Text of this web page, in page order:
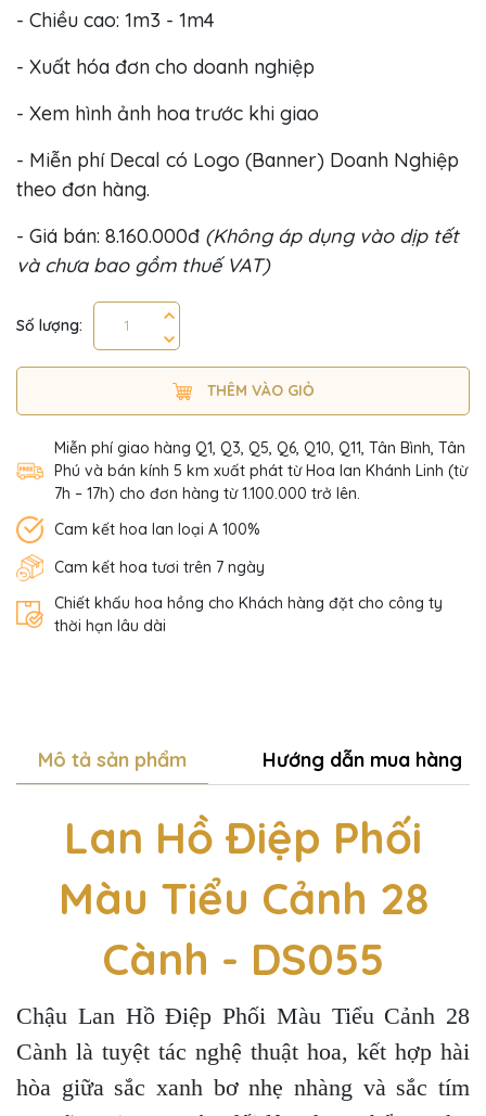
- Chiều cao: 1m3 - 1m4
- Xuất hóa đơn cho doanh nghiệp
- Xem hình ảnh hoa trước khi giao
- Miễn phí Decal có Logo (Banner) Doanh Nghiệp
theo đơn hàng.
- Giá bán: 8.160.000đ (Không áp dụng vào dịp tết
và chưa bao gồm thuế VAT)
Số lượng:
THÊM VÀO GIỎ
Miễn phí giao hàng Q1, Q3, Q5, Q6, Q10, Q11, Tân Bình, Tân
Phú và bán kính 5 km xuất phát từ Hoa lan Khánh Linh (từ
7h – 17h) cho đơn hàng từ 1.100.000 trở lên.
Cam kết hoa lan loại A 100%
Cam kết hoa tươi trên 7 ngày
Chiết khấu hoa hồng cho Khách hàng đặt cho công ty
thời hạn lâu dài
Mô tả sản phẩm Hướng dẫn mua hàng
Lan Hồ Điệp Phối
Màu Tiểu Cảnh 28
Cành - DS055
Chậu Lan Hồ Điệp Phối Màu Tiểu Cảnh 28
Cành là tuyệt tác nghệ thuật hoa, kết hợp hài
hòa giữa sắc xanh bơ nhẹ nhàng và sắc tím